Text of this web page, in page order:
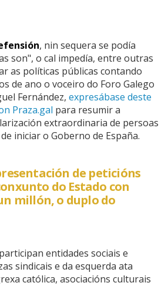
, nin sequera se podía
son", o cal impedía, entre outras
as políticas públicas contando
de ano o voceiro do Foro Galego
Fernández, expresábase deste
Praza.gal para resumir a
extraordinaria de persoas
iniciar o Goberno de España.
de peticións
do Estado con
millón, o duplo do
entidades sociais e
sindicais e da esquerda ata
católica, asociacións culturais